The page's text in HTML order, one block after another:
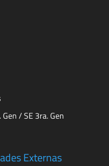
/ SE 3ra. Gen
Externas